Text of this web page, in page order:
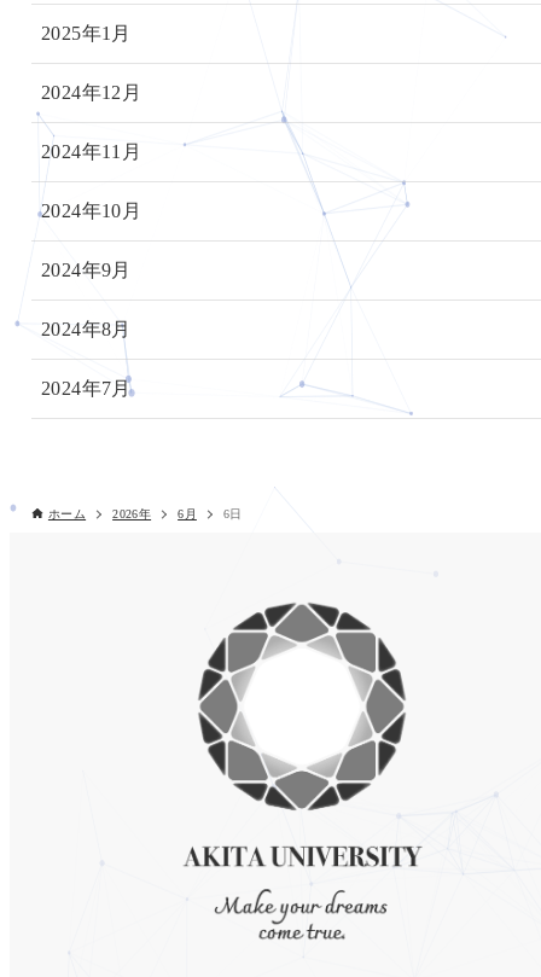
2025年1月
2024年12月
2024年11月
2024年10月
2024年9月
2024年8月
2024年7月
ホーム 2026年 6月 6日